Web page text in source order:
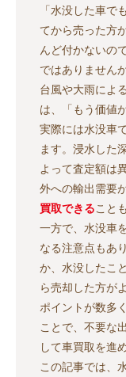
「水没した車で
てから売った方
んど付かないの
ではありません
台風や大雨によ
は、「もう価値
実際には水没車
ます。浸水した
よって査定額は
外への輸出需要
買取できること
一方で、水没車
なる注意点もあ
か、水没したこ
ら売却した方が
ポイントが数多
ことで、不要な
して車買取を進
この記事では、